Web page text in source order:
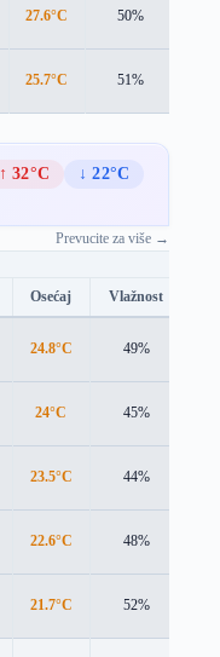
27.6°C 50%
25.7°C 51%
↑ 32°C
↓ 22°C
Prevucite za više →
Osećaj Vlažnost
24.8°C 49%
24°C 45%
23.5°C 44%
22.6°C 48%
21.7°C 52%